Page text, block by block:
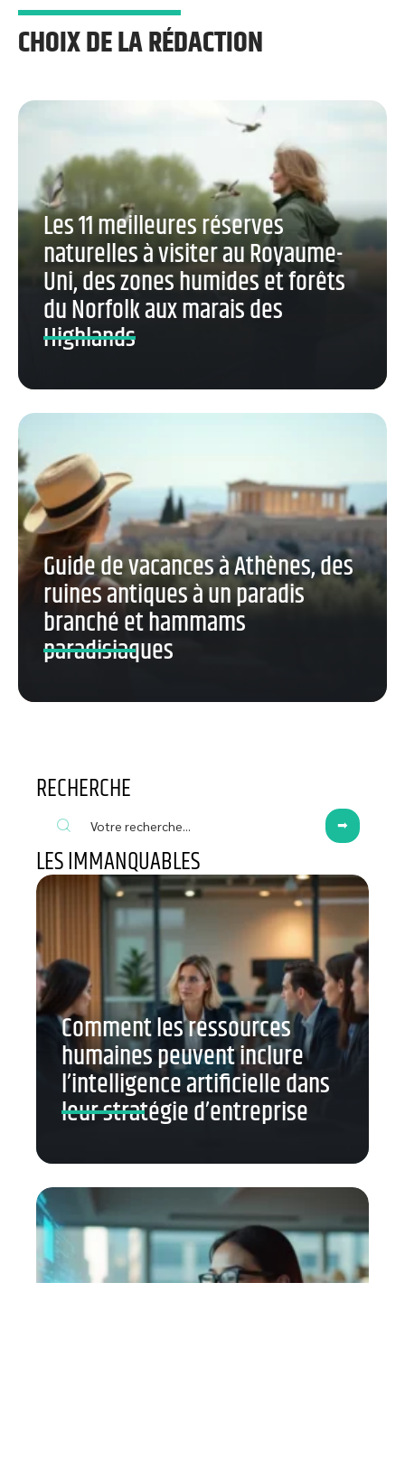
CHOIX DE LA RÉDACTION
Les 11 meilleures réserves
naturelles à visiter au Royaume-
Uni, des zones humides et forêts
du Norfolk aux marais des
Highlands
Guide de vacances à Athènes, des
ruines antiques à un paradis
branché et hammams
paradisiaques
RECHERCHE
LES IMMANQUABLES
Comment les ressources
humaines peuvent inclure
l’intelligence artificielle dans
leur stratégie d’entreprise